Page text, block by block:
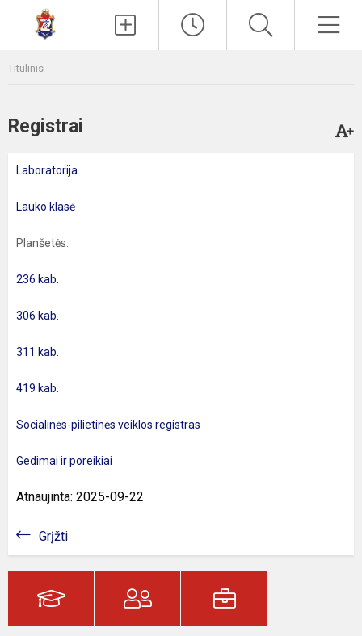
Titulinis
Registrai
Laboratorija
Lauko klasė
Planšetės:
236 kab.
306 kab.
311 kab.
419 kab.
Socialinės-pilietinės veiklos registras
Gedimai ir poreikiai
Atnaujinta: 2025-09-22
Grįžti